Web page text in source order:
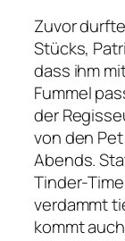
Zuvor
Stücks,
dass ihm
Fummel
der
von den
Abends.
Tinder-
verdammt
kommt